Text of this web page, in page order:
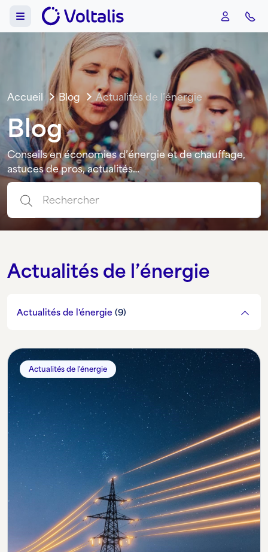
Aller au contenu
Skip to footer
Menu
Accueil Blog Actualités de l’énergie
Blog
Conseils en économies d’énergie et de chauffage,
astuces de pros, actualités…
Actualités de l’énergie
Actualités de l'énergie (9)
Actualités de l'énergie